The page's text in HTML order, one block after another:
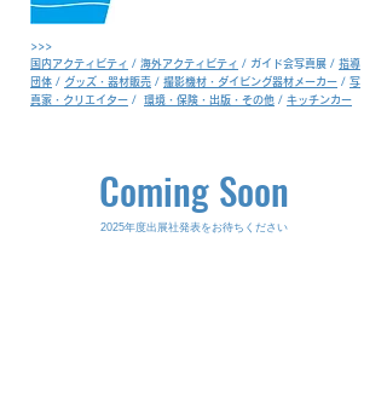
​>>>
国内アクティビティ / 海外アクティビティ / ガイド会写真展 / 指導
団体 / グッズ・器材販売 / 撮影機材・ダイビング器材メーカー / 写
真家・クリエイター / 環境・保険・出版・その他 / キッチンカー
Coming Soon
2025年度出展社発表をお待ちください